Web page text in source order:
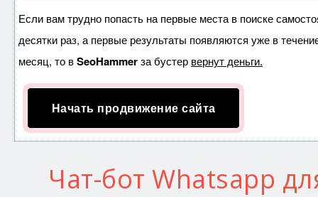
Если вам трудно попасть на первые места в поиске
десятки раз, а первые результаты появляются уже в
месяц, то вSeoHammerза бустер вернут деньги.
Начать продвижение сайта
Чат-бот Whatsapp